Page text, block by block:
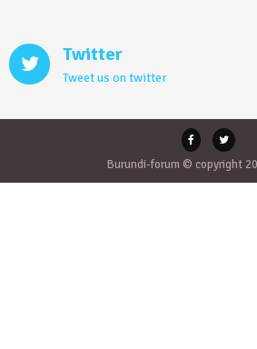
Twitter
Tweet us on twitter
Burundi-forum © copyright